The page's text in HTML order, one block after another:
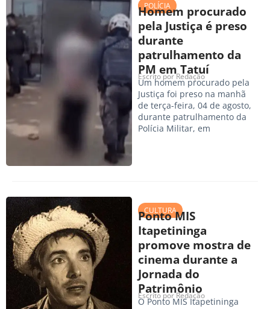
POLÍCIA
Homem procurado
pela Justiça é preso
durante
patrulhamento da
PM em Tatuí
Escrito porRedação
Um homem procurado pela
Justiça foi preso na manhã
de terça-feira, 04 de agosto,
durante patrulhamento da
Polícia Militar, em
CULTURA
Ponto MIS
Itapetininga
promove mostra de
cinema durante a
Jornada do
Patrimônio
Escrito porRedação
O Ponto MIS Itapetininga